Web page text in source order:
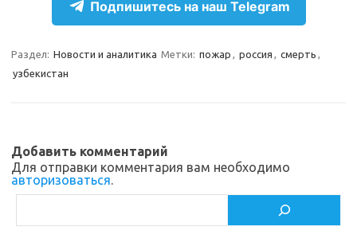
s
k
i
bр
т
ь
Подпишитесь на наш Telegram
Раздел: Новости и аналитика Метки: пожар , россия , смерть ,
узбекистан
Добавить комментарий
Для отправки комментария вам необходимо
авторизоваться.